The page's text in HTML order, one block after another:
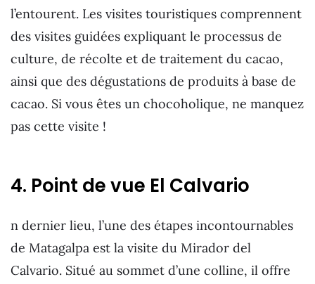
l’entourent. Les visites touristiques comprennent
des visites guidées expliquant le processus de
culture, de récolte et de traitement du cacao,
ainsi que des dégustations de produits à base de
cacao. Si vous êtes un chocoholique, ne manquez
pas cette visite !
4. Point de vue El Calvario
n dernier lieu, l’une des étapes incontournables
de Matagalpa est la visite du Mirador del
Calvario. Situé au sommet d’une colline, il offre